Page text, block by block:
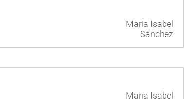
María Isabel
Sánchez
María Isabel